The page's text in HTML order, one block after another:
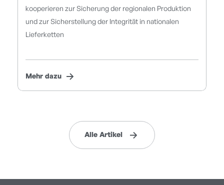
kooperieren zur Sicherung der regionalen Produktion
und zur Sicherstellung der Integrität in nationalen
Lieferketten
Mehr dazu
Alle Artikel